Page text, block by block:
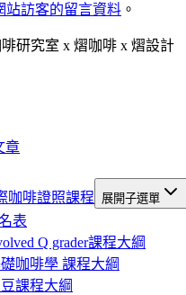
站訪客的留言資料 。
研究室 x 熠咖啡 x 熠設計
章
咖啡證照課程
展開子選單
表
Q grader課程大綱
咖啡學 課程大綱
課程大綱